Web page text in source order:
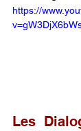
https://
Les